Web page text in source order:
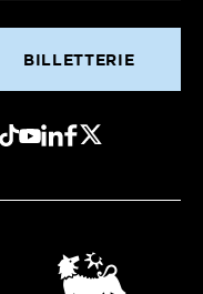
BILLETTERIE